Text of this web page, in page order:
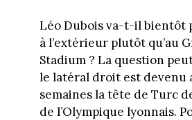
Léo Dubois va-t-il bientôt
à l’extérieur plutôt qu’au
Stadium ? La question
le latéral droit est devenu
semaines la tête de Turc
de l’Olympique lyonnais.